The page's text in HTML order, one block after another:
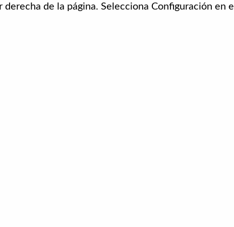
de la página. Selecciona Configuración en el